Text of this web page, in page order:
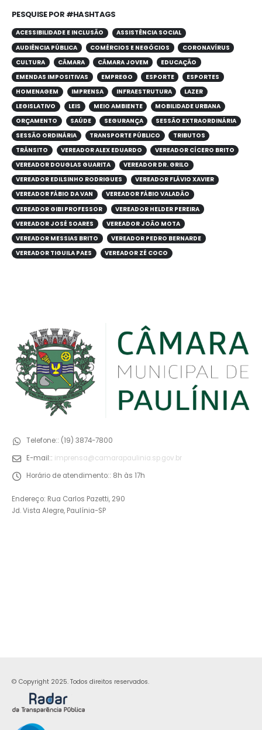
PESQUISE POR #HASHTAGS
ACESSIBILIDADE E INCLUSÃO
ASSISTÊNCIA SOCIAL
AUDIÊNCIA PÚBLICA
COMÉRCIOS E NEGÓCIOS
CORONAVÍRUS
CULTURA
CÂMARA CÂMARA JOVEM
EDUCAÇÃO
EMENDAS IMPOSITIVAS
EMPREGO ESPORTE
ESPORTES
HOMENAGEM
IMPRENSA INFRAESTRUTURA
LAZER
LEGISLATIVO
LEIS MEIO AMBIENTE
MOBILIDADE URBANA
ORÇAMENTO
SAÚDE SEGURANÇA
SESSÃO EXTRAORDINÁRIA
SESSÃO ORDINÁRIA
TRANSPORTE PÚBLICO
TRIBUTOS
TRÂNSITO
VEREADOR ALEX EDUARDO
VEREADOR CÍCERO BRITO
VEREADOR DOUGLAS GUARITA
VEREADOR DR. GRILO
VEREADOR EDILSINHO RODRIGUES
VEREADOR FLÁVIO XAVIER
VEREADOR FÁBIO DA VAN
VEREADOR FÁBIO VALADÃO
VEREADOR GIBI PROFESSOR
VEREADOR HELDER PEREIRA
VEREADOR JOSÉ SOARES
VEREADOR JOÃO MOTA
VEREADOR MESSIAS BRITO
VEREADOR PEDRO BERNARDE
VEREADOR TIGUILA PAES
VEREADOR ZÉ COCO
Telefone:: (19) 3874-7800
E-mail:: imprensa@camarapaulinia.sp.gov.br
Horário de atendimento:: 8h às 17h
Endereço: Rua Carlos Pazetti, 290
Jd. Vista Alegre, Paulínia-SP
© Copyright 2025. Todos direitos reservados.